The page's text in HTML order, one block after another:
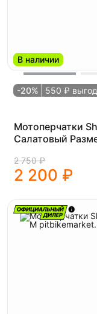
В наличии
-20% 550 ₽
Мотоперчатки
Салатовый
2 750 ₽
2 200 ₽